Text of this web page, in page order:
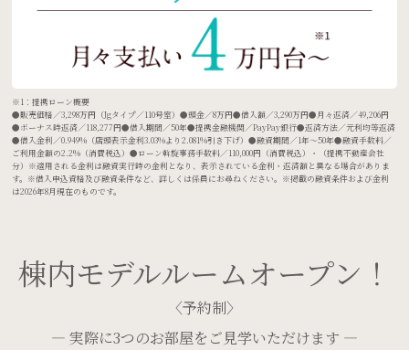
※1：提携ローン概要
●販売価格／3,298万円（Jgタイプ／110号室）●頭金／8万円●借入額／3,290万円●月々返済／49,206円
●ボーナス時返済／118,277円●借入期間／50年●提携金融機関／PayPay銀行●返済方法／元利均等返済
●借入金利／0.949%（店頭表示金利3.03%より2.081%引き下げ）●融資期間／1年〜50年●融資手数料／
ご利用金額の2.2%（消費税込）●ローン斡旋事務手数料／110,000円（消費税込）・（提携不動産会社
分）※適用される金利は融資実行時の金利となり、表示されている金利・返済額と異なる場合がありま
す。※借入申込資格及び融資条件など、詳しくは係員にお尋ねください。※掲載の融資条件および金利
は2026年8月現在のものです。
棟内モデルルームオープン！
〈予約制〉
— 実際に3つのお部屋をご見学いただけます —